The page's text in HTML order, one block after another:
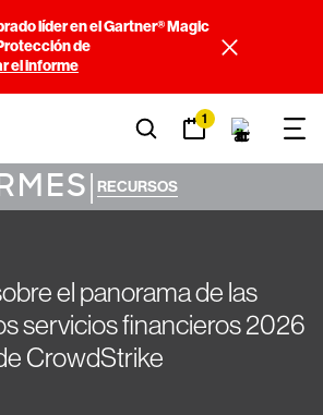
líder en el Gartner® Magic
de
el informe
1
| RECURSOS
el panorama de las
servicios financieros 2026
CrowdStrike